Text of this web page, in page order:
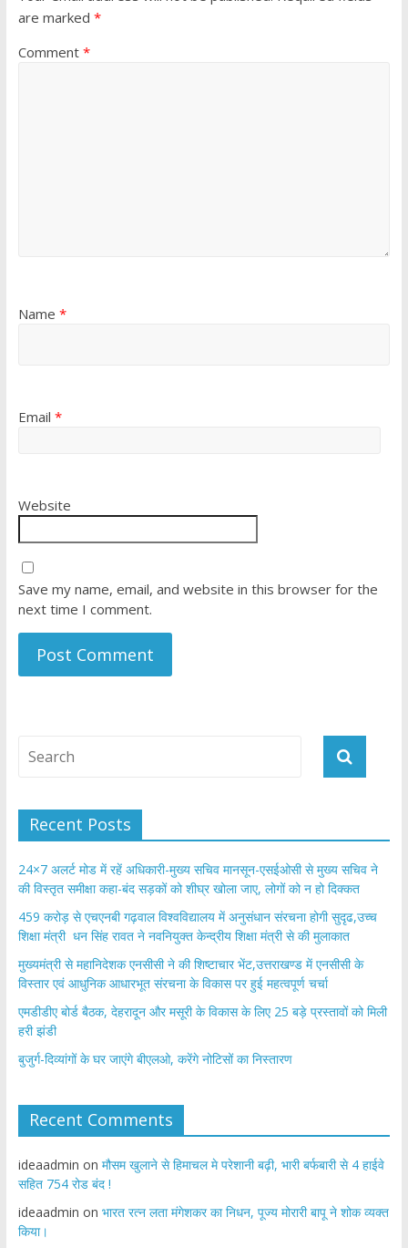
are marked *
Comment *
Name *
Email *
Website
Save my name, email, and website in this browser for the
next time I comment.
Recent Posts
24×7 अलर्ट मोड में रहें अधिकारी-मुख्य सचिव मानसून-एसईओसी से मुख्य सचिव ने
की विस्तृत समीक्षा कहा-बंद सड़कों को शीघ्र खोला जाए, लोगों को न हो दिक्कत
459 करोड़ से एचएनबी गढ़वाल विश्वविद्यालय में अनुसंधान संरचना होगी सुदृढ,उच्च
शिक्षा मंत्री धन सिंह रावत ने नवनियुक्त केन्द्रीय शिक्षा मंत्री से की मुलाकात
मुख्यमंत्री से महानिदेशक एनसीसी ने की शिष्टाचार भेंट,उत्तराखण्ड में एनसीसी के
विस्तार एवं आधुनिक आधारभूत संरचना के विकास पर हुई महत्वपूर्ण चर्चा
एमडीडीए बोर्ड बैठक, देहरादून और मसूरी के विकास के लिए 25 बड़े प्रस्तावों को मिली
हरी झंडी
बुजुर्ग-दिव्यांगों के घर जाएंगे बीएलओ, करेंगे नोटिसों का निस्तारण
Recent Comments
ideaadmin on मौसम खुलाने से हिमाचल मे परेशानी बढ़ी, भारी बर्फबारी से 4 हाईवे
सहित 754 रोड बंद !
ideaadmin on भारत रत्न लता मंगेशकर का निधन, पूज्य मोरारी बापू ने शोक व्यक्त
किया।